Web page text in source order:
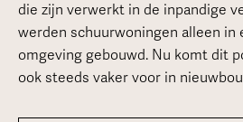
die zijn verwerkt in de inpandige
werden schuurwoningen alleen in
omgeving gebouwd. Nu komt dit
ook steeds vaker voor in